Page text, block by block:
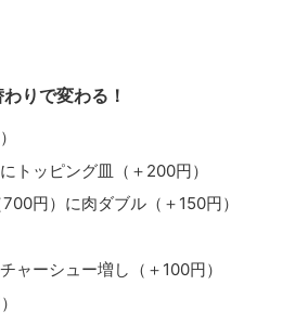
りで変わる！
トッピング皿（＋200円）
円）に肉ダブル（＋150円）
ャーシュー増し（＋100円）